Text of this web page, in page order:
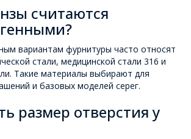
считаются
вариантам фурнитуры часто относят
стали, медицинской стали 316 и
Такие материалы выбирают для
и базовых моделей серег.
размер отверстия у